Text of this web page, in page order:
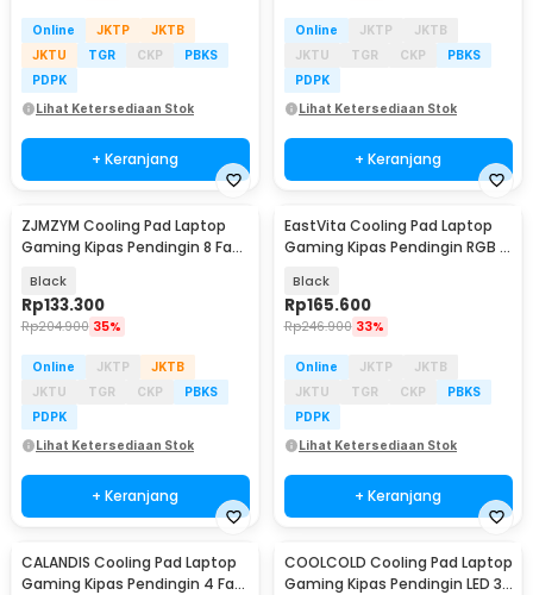
Online JKTP
JKTB
JKTU
TGR CKP
PBKS
PDPK
Lihat Ketersediaan Stok
+ Keranjang
Online JKTP
JKTB
JKTU
TGR CKP
PBKS
PDPK
Lihat Ketersediaan Stok
+ Keranjang
ZJMZYM Cooling Pad Laptop
Gaming Kipas Pendingin 8 Fan
Black
Rp133.300
Rp204.900 35%
Online JKTP
JKTB
JKTU
TGR CKP
PBKS
PDPK
Lihat Ketersediaan Stok
+ Keranjang
Baru
EastVita Cooling Pad Laptop
Gaming Kipas Pendingin RGB 4
Black
Rp165.600
Rp246.900 33%
Online JKTP
JKTB
JKTU
TGR CKP
PBKS
PDPK
Lihat Ketersediaan Stok
+ Keranjang
CALANDIS Cooling Pad Laptop
Gaming Kipas Pendingin 4 Fan
COOLCOLD Cooling Pad Laptop
Gaming Kipas Pendingin LED 3